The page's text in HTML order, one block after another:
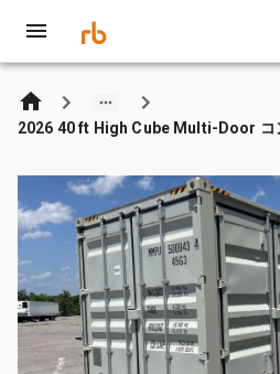
2026 40 ft High Cube Multi-Door コ